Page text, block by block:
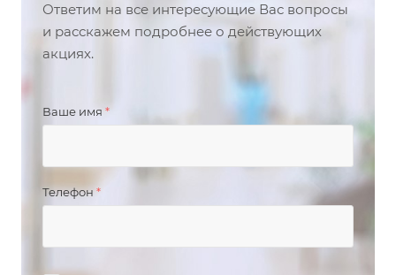
Ответим на все интересующие Вас вопросы
и расскажем подробнее о действующих
акциях.
Ваше имя *
Телефон*